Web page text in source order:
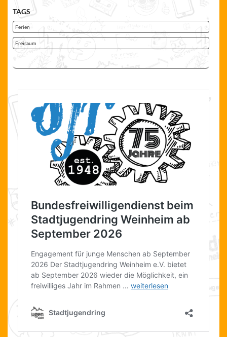
TAGS
Ferien
Freiraum